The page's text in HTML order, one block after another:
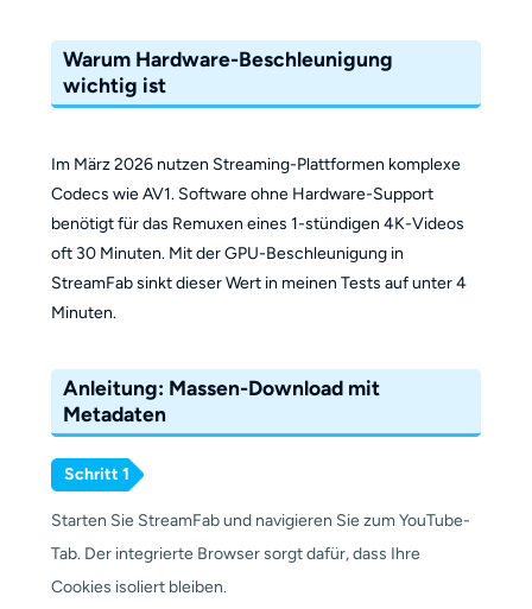
Warum Hardware-Beschleunigung
wichtig ist
Im März 2026 nutzen Streaming-Plattformen komplexe
Codecs wie AV1. Software ohne Hardware-Support
benötigt für das Remuxen eines 1-stündigen 4K-Videos
oft 30 Minuten. Mit der GPU-Beschleunigung in
StreamFab sinkt dieser Wert in meinen Tests auf unter 4
Minuten.
Anleitung: Massen-Download mit
Metadaten
Schritt 1
Starten Sie StreamFab und navigieren Sie zum YouTube-
Tab. Der integrierte Browser sorgt dafür, dass Ihre
Cookies isoliert bleiben.